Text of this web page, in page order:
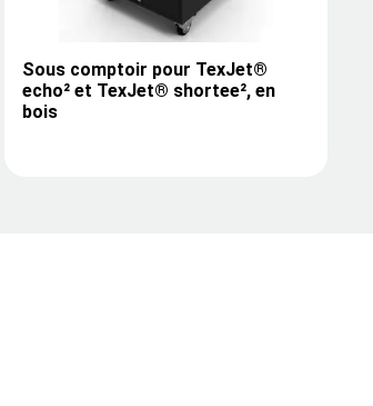
Sous comptoir pour TexJet®
echo² et TexJet® shortee², en
bois